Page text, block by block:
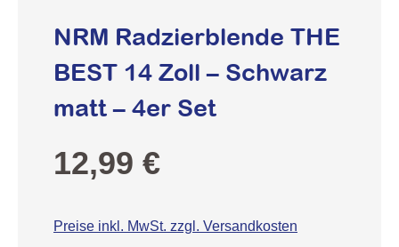
NRM Radzierblende THE
BEST 14 Zoll – Schwarz
matt – 4er Set
Regulärer Preis:
12,99 €
Preise inkl. MwSt. zzgl. Versandkosten